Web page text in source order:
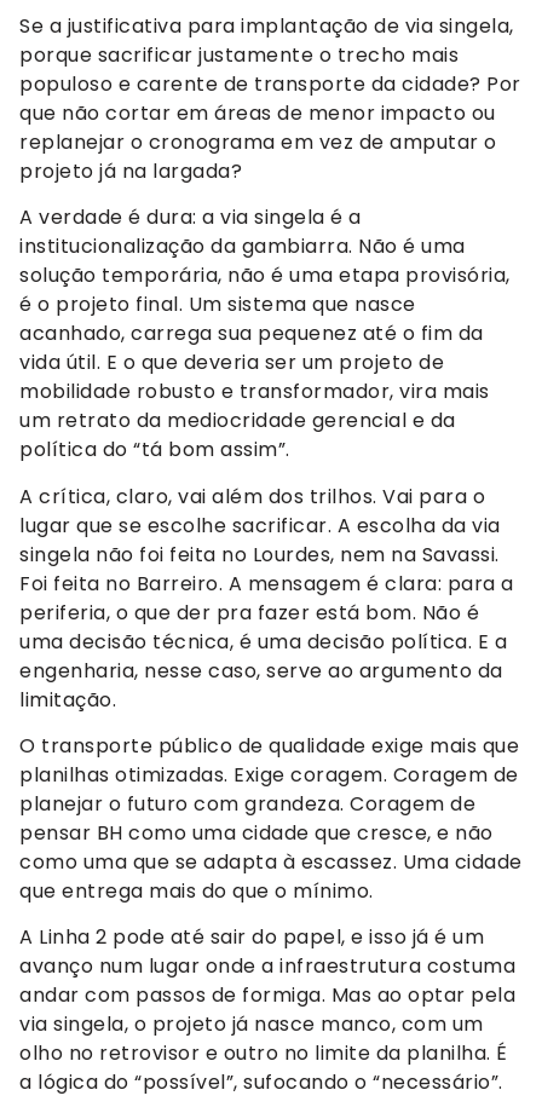
Se a justificativa para implantação de via singela,
porque sacrificar justamente o trecho mais
populoso e carente de transporte da cidade? Por
que não cortar em áreas de menor impacto ou
replanejar o cronograma em vez de amputar o
projeto já na largada?
A verdade é dura: a via singela é a
institucionalização da gambiarra. Não é uma
solução temporária, não é uma etapa provisória,
é o projeto final. Um sistema que nasce
acanhado, carrega sua pequenez até o fim da
vida útil. E o que deveria ser um projeto de
mobilidade robusto e transformador, vira mais
um retrato da mediocridade gerencial e da
política do “tá bom assim”.
A crítica, claro, vai além dos trilhos. Vai para o
lugar que se escolhe sacrificar. A escolha da via
singela não foi feita no Lourdes, nem na Savassi.
Foi feita no Barreiro. A mensagem é clara: para a
periferia, o que der pra fazer está bom. Não é
uma decisão técnica, é uma decisão política. E a
engenharia, nesse caso, serve ao argumento da
limitação.
O transporte público de qualidade exige mais que
planilhas otimizadas. Exige coragem. Coragem de
planejar o futuro com grandeza. Coragem de
pensar BH como uma cidade que cresce, e não
como uma que se adapta à escassez. Uma cidade
que entrega mais do que o mínimo.
A Linha 2 pode até sair do papel, e isso já é um
avanço num lugar onde a infraestrutura costuma
andar com passos de formiga. Mas ao optar pela
via singela, o projeto já nasce manco, com um
olho no retrovisor e outro no limite da planilha. É
a lógica do “possível”, sufocando o “necessário”.